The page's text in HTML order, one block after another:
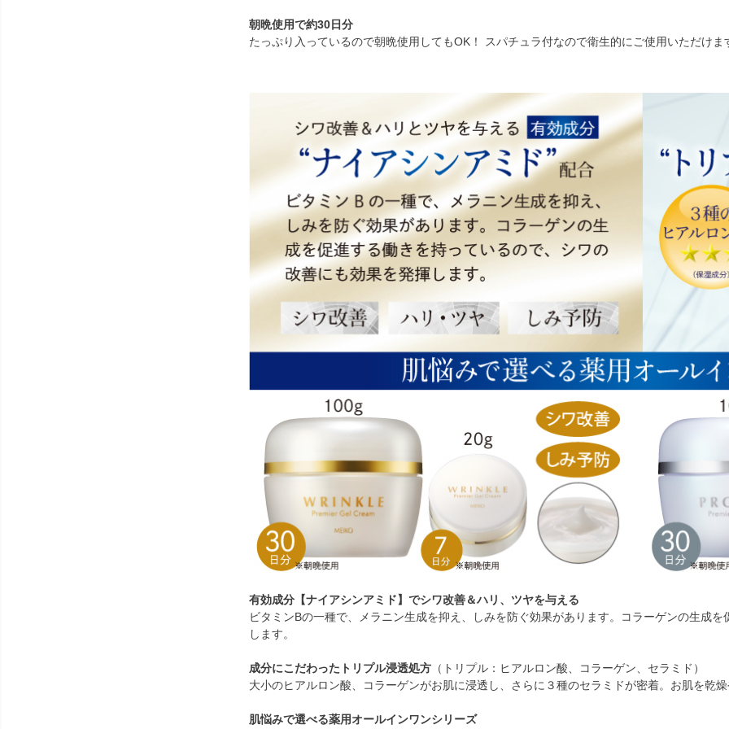
朝晩使用で約30日分
たっぷり入っているので朝晩使用してもOK！ スパチュラ付なので衛生的にご使用いただけま
有効成分【ナイアシンアミド】でシワ改善＆ハリ、ツヤを与える
ビタミンBの一種で、メラニン生成を抑え、しみを防ぐ効果があります。コラーゲンの生成
します。
成分にこだわったトリプル浸透処方 （トリプル：ヒアルロン酸、コラーゲン、セラミド）
大小のヒアルロン酸、コラーゲンがお肌に浸透し、さらに３種のセラミドが密着。お肌を乾
肌悩みで選べる薬用オールインワンシリーズ